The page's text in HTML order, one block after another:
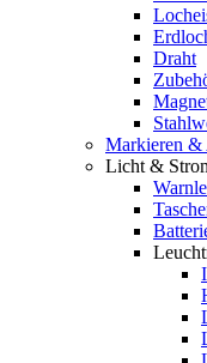
Draht
Markieren &
Licht &